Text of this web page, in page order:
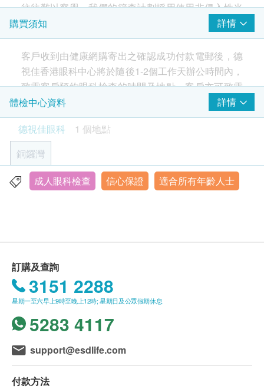
眼科視光檢查
屈光檢查 (近視、遠視、散光及老花的度數檢查)
眼壓量度
視網膜檢查 (散瞳視乎情況)
眼底照相
黃斑點光學斷層掃描
往往難以察覺。我們的篩查計劃採用使用非侵入性光
學相干斷層掃描生成視網膜橫截面影像，及早期發現
黃斑病變，預防視力永久受損。
本檢查透過先進儀器評估黃斑病變風險，及早發現潛
在病變，守護您的視力安全。
檢查由專業視光師/眼科專科醫生進行。
* 散瞳檢查後可能會有暫時性視力模糊，建議安排親
友陪同或避免自行駕車。
購買須知 詳情
客戶收到由健康網購寄出之確認成功付款電郵後，德
視佳香港眼科中心將於隨後1-2個工作天辦公時間內，
致電客戶預約眼科檢查的時間及地點。客戶亦可致電
查詢或在訂單確認後一個工作天致電德視佳香港眼科
中心預約 (電話：3158 8528)。
所有眼睛健康檢查並非作為醫務診斷或治療用途。
年齡:
成人眼睛檢查計劃只適用於18歲或以上之人士。
本眼睛檢查計劃有效期為一年，客戶必須於一年內(由
確認付款日期起計)接受有關檢查，客戶需提前一個月
預約相關檢查,逾期作廢。
報告
完成眼睛健康檢查後，眼科醫生/視光師當面講解報
告，所有眼睛檢查並非作為醫務診斷或治療用途。
體檢中心資料
詳情
德視佳眼科
1 個地點
銅鑼灣
香港銅鑼灣羅素街2號二千年廣場3樓
成人眼科檢查 信心保證 適合所有年齡人士
訂購及查詢
3151 2288
星期一至六早上9時至晚上12時; 星期日及公眾假期休息
5283 4117
support@esdlife.com
付款方法